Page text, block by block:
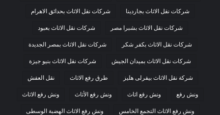
شركات نقل الاثاث بجاردينا شركات نقل الاثاث بحدائق الاهرام
شركات نقل الاثاث بشبرا مصر شركات نقل الاثاث بعبود
شركات نقل الاثاث بكفر شكر شركات نقل الاثاث بمصر الجديدة
شركات نقل الاثاث بميدان الجيش شركات نقل الاثاث بنيو جيزة
شركة نقل الاثاث بيفرلى هليز طرق رفع الاثاث نقل العفش
ونش رفع ونش رفع اثاث ونش رفع الأثاث ونش رفع الاثاث
ونش رفع الاثاث التجمع الخامس ونش رفع الاثاث الهضبة الوسطى